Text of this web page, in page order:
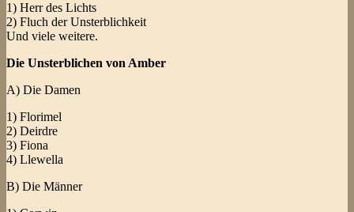
1) Herr des Lichts
2) Fluch der Unsterblichkeit
Und viele weitere.
Die Unsterblichen von Amber
A) Die Damen
1) Florimel
2) Deirdre
3) Fiona
4) Llewella
B) Die Männer